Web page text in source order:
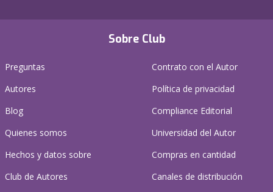
Sobre Club
Preguntas
Autores
Blog
Quienes somos
Hechos y datos sobre
Club de Autores
Contrato con el Autor
Política de privacidad
Compliance Editorial
Universidad del Autor
Compras en cantidad
Canales de distribución